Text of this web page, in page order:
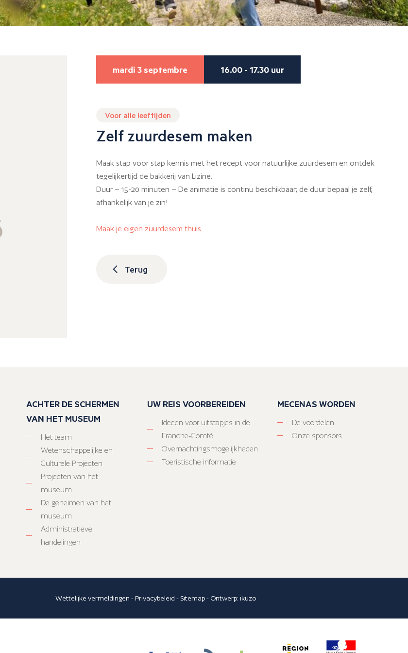
mardi 3 septembre 16.00 - 17.30 uur
Voor alle leeftijden
Zelf zuurdesem maken
Maak stap voor stap kennis met het recept voor natuurlijke zuurdesem en ontdek
tegelijkertijd de bakkerij van Lizine.
Duur – 15-20 minuten – De animatie is continu beschikbaar; de duur bepaal je zelf,
afhankelijk van je zin!
Maak je eigen zuurdesem thuis
Terug
ACHTER DE SCHERMEN
VAN HET MUSEUM
Het team
Wetenschappelijke en
Culturele Projecten
Projecten van het
museum
De geheimen van het
museum
Administratieve
handelingen
UW REIS VOORBEREIDEN
Ideeën voor uitstapjes in de
Franche-Comté
Overnachtingsmogelijkheden
Toeristische informatie
MECENAS WORDEN
De voordelen
Onze sponsors
Wettelijke vermeldingen -Privacybeleid - Sitemap- Ontwerp:ikuzo